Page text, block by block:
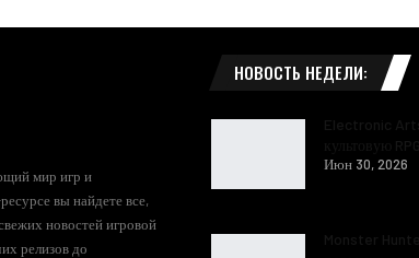
мир игр и
вы найдете все,
новостей игровой
релизов до
НОВОСТЬ НЕДЕЛИ:
Июн 30, 2026